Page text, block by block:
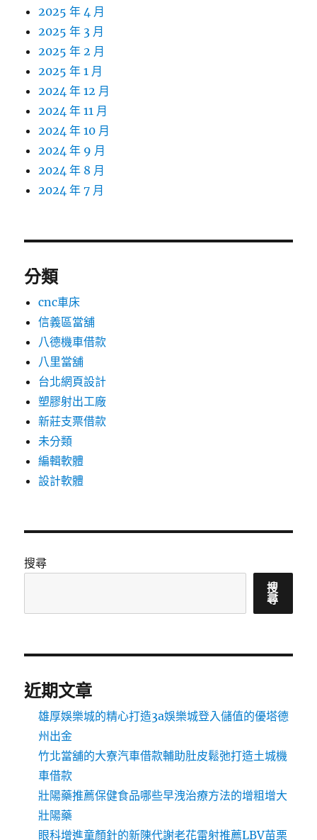
2025 年 4 月
2025 年 3 月
2025 年 2 月
2025 年 1 月
2024 年 12 月
2024 年 11 月
2024 年 10 月
2024 年 9 月
2024 年 8 月
2024 年 7 月
分類
cnc車床
信義區當舖
八德機車借款
八里當舖
台北網頁設計
塑膠射出工廠
新莊支票借款
未分類
編輯軟體
設計軟體
搜尋
搜
尋
近期文章
雄厚娛樂城的精心打造3a娛樂城登入儲值的優塔德
州出金
竹北當舖的大寮汽車借款輔助肚皮鬆弛打造土城機
車借款
壯陽藥推薦保健食品哪些早洩治療方法的增粗增大
壯陽藥
眼科增進童顏針的新陳代謝老花雷射推薦LBV苗栗